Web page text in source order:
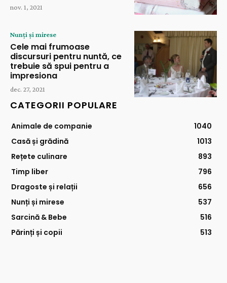
nov. 1, 2021
Nunți și mirese
Cele mai frumoase
discursuri pentru nuntă, ce
trebuie să spui pentru a
impresiona
dec. 27, 2021
CATEGORII POPULARE
Animale de companie
1040
Casă și grădină
1013
Rețete culinare
893
Timp liber
796
Dragoste și relații
656
Nunți și mirese
537
Sarcină & Bebe
516
Părinți și copii
513